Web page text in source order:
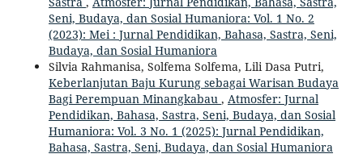
Seni, Budaya, dan Sosial Humaniora: Vol. 1 No. 2
(2023): Mei : Jurnal Pendidikan, Bahasa, Sastra, Seni,
Budaya, dan Sosial Humaniora
Silvia Rahmanisa, Solfema Solfema, Lili Dasa Putri,
Keberlanjutan Baju Kurung sebagai Warisan Budaya
Bagi Perempuan Minangkabau , Atmosfer: Jurnal
Pendidikan, Bahasa, Sastra, Seni, Budaya, dan Sosial
Humaniora: Vol. 3 No. 1 (2025): Jurnal Pendidikan,
Bahasa, Sastra, Seni, Budaya, dan Sosial Humaniora